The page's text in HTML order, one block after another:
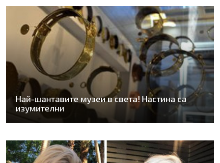
Най-шантавите музеи в света! Настина са
изумителни